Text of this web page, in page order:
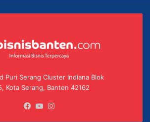
Puri Serang Cluster Indiana Blok
Kota Serang, Banten 42162
Facebook
YouTube